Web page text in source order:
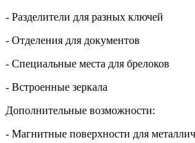
- Разделители для разных ключей
- Отделения для документов
- Специальные места для брелоков
- Встроенные зеркала
Дополнительные возможности:
- Магнитные поверхности для